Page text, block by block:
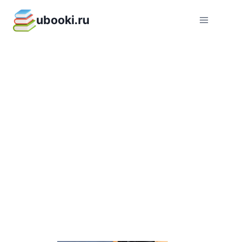
содержимому
ubooki.ru